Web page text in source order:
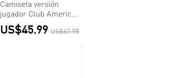
Camiseta versión
jugador Club America
Aguilas 2026/27
Segunda Equipación -
US$45.99 US$67.98